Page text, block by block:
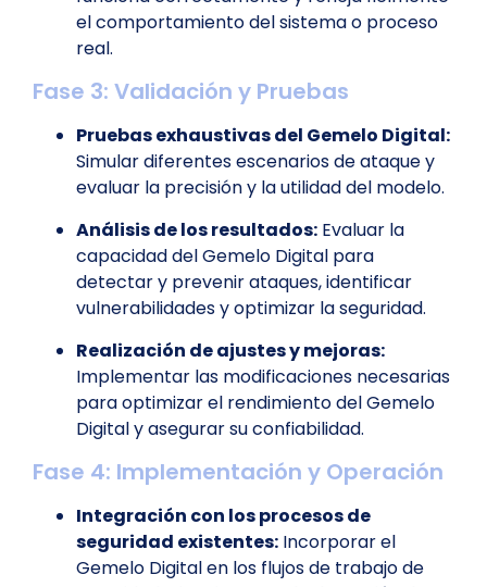
el comportamiento del sistema o proceso
real.
Fase 3: Validación y Pruebas
Pruebas exhaustivas del Gemelo Digital:
Simular diferentes escenarios de ataque y
evaluar la precisión y la utilidad del modelo.
Análisis de los resultados: Evaluar la
capacidad del Gemelo Digital para
detectar y prevenir ataques, identificar
vulnerabilidades y optimizar la seguridad.
Realización de ajustes y mejoras:
Implementar las modificaciones necesarias
para optimizar el rendimiento del Gemelo
Digital y asegurar su confiabilidad.
Fase 4: Implementación y Operación
Integración con los procesos de
seguridad existentes: Incorporar el
Gemelo Digital en los flujos de trabajo de